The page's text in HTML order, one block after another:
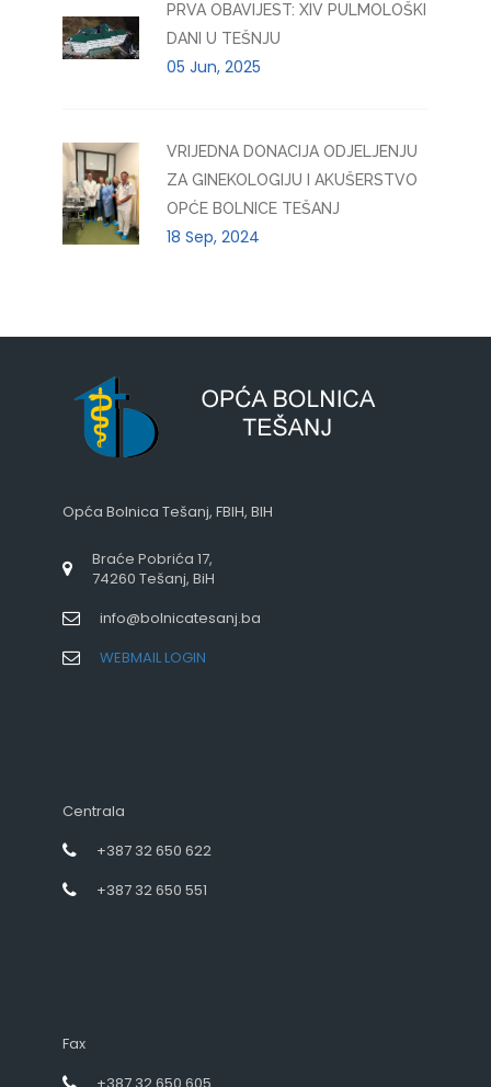
PRVA OBAVIJEST: XIV PULMOLOŠKI
DANI U TEŠNJU
05 Jun, 2025
VRIJEDNA DONACIJA ODJELJENJU
ZA GINEKOLOGIJU I AKUŠERSTVO
OPĆE BOLNICE TEŠANJ
18 Sep, 2024
Opća Bolnica Tešanj, FBIH, BIH
Braće Pobrića 17,
74260 Tešanj, BiH
info@bolnicatesanj.ba
WEBMAIL LOGIN
Centrala
+387 32 650 622
+387 32 650 551
Fax